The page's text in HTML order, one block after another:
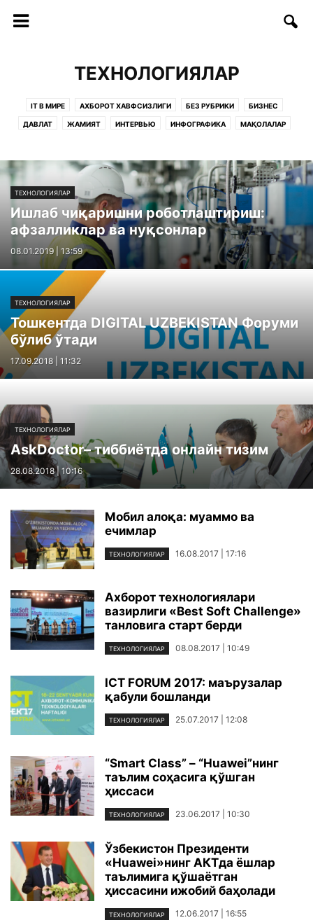
ТЕХНОЛОГИЯЛАР
IT В МИРЕ АХБОРОТ ХАВФСИЗЛИГИ БЕЗ РУБРИКИ БИЗНЕС
ДАВЛАТ ЖАМИЯТ ИНТЕРВЬЮ ИНФОГРАФИКА МАҚОЛАЛАР
СТАРТАП СТАТЬИ ТАДБИРЛАР ТАЪЛИМ ТЕЛЕКОММУНИКАЦИЯ
ТЕХНОЛОГИЯЛАР ФИКРЛАР
ТЕХНОЛОГИЯЛАР
Ишлаб чиқаришни роботлаштириш:
афзалликлар ва нуқсонлар
08.01.2019 | 13:59
ТЕХНОЛОГИЯЛАР
Тошкентда DIGITAL UZBEKISTAN Форуми
бўлиб ўтади
17.09.2018 | 11:32
ТЕХНОЛОГИЯЛАР
AskDoctor– тиббиётда онлайн тизим
28.08.2018 | 10:16
Мобил алоқа: муаммо ва
ечимлар
ТЕХНОЛОГИЯЛАР 16.08.2017 | 17:16
Ахборот технологиялари
вазирлиги «Best Soft Challenge»
танловига старт берди
ТЕХНОЛОГИЯЛАР 08.08.2017 | 10:49
ICT FORUM 2017: маърузалар
қабули бошланди
ТЕХНОЛОГИЯЛАР 25.07.2017 | 12:08
“Smart Class” – “Huawei”нинг
таълим соҳасига қўшган
ҳиссаси
ТЕХНОЛОГИЯЛАР 23.06.2017 | 10:30
Ўзбекистон Президенти
«Huawei»нинг АКТда ёшлар
таълимига қўшаётган
ҳиссасини ижобий баҳолади
ТЕХНОЛОГИЯЛАР 12.06.2017 | 16:55